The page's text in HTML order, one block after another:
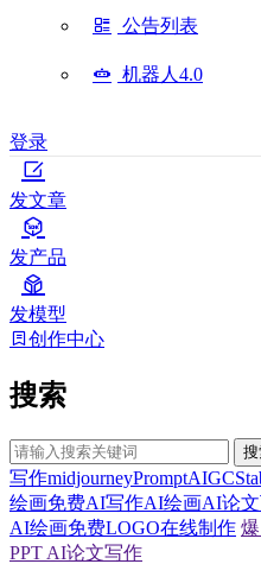
公告列表
机器人4.0
登录
发文章
发产品
发模型
创作中心
搜索
写作midjourneyPromptAIGC
绘画免费AI写作AI绘画AI论文
AI绘画免费LOGO在线制作
PPT AI论文写作